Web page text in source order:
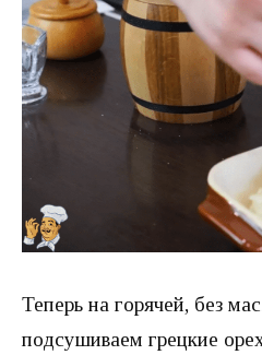
Теперь на горячей, без
подсушиваем грецкие